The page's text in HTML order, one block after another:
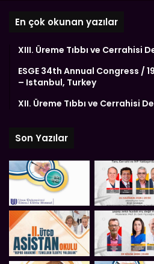
En çok okunan yazılar
XIII. Üreme Tıbbı ve Cerrahisi
ESGE 34th Annual Congress /
– Istanbul, Turkey
XII. Üreme Tıbbı ve Cerrahisi
Son Yazılar